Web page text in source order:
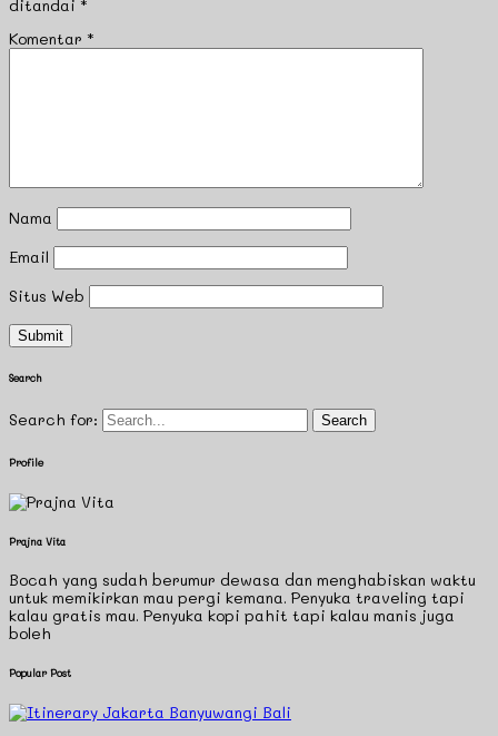
ditandai *
Komentar *
Nama
Email
Situs Web
Search
Search for:
Profile
Prajna Vita
Bocah yang sudah berumur dewasa dan menghabiskan waktu
untuk memikirkan mau pergi kemana. Penyuka traveling tapi
kalau gratis mau. Penyuka kopi pahit tapi kalau manis juga
boleh
Popular Post